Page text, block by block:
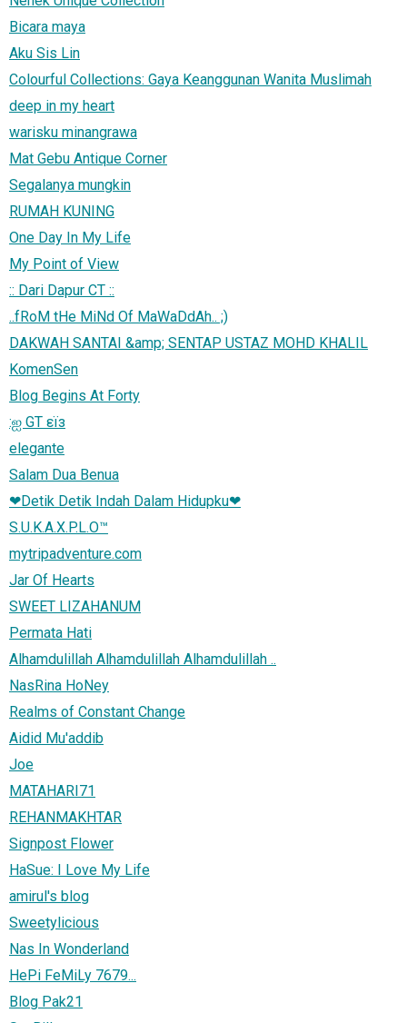
Bicara maya
Aku Sis Lin
Colourful Collections: Gaya Keanggunan Wanita Muslimah
deep in my heart
warisku minangrawa
Mat Gebu Antique Corner
Segalanya mungkin
RUMAH KUNING
One Day In My Life
My Point of View
:: Dari Dapur CT ::
..fRoM tHe MiNd Of MaWaDdAh.. ;)
DAKWAH SANTAI &amp; SENTAP USTAZ MOHD KHALIL
KomenSen
Blog Begins At Forty
:ஐ GT εïз
elegante
Salam Dua Benua
❤Detik Detik Indah Dalam Hidupku❤
S.U.K.A.X.P.L.O™
mytripadventure.com
Jar Of Hearts
SWEET LIZAHANUM
Permata Hati
Alhamdulillah Alhamdulillah Alhamdulillah ..
NasRina HoNey
Realms of Constant Change
Aidid Mu'addib
Joe
MATAHARI71
REHANMAKHTAR
Signpost Flower
HaSue: I Love My Life
amirul's blog
Sweetylicious
Nas In Wonderland
HePi FeMiLy 7679...
Blog Pak21